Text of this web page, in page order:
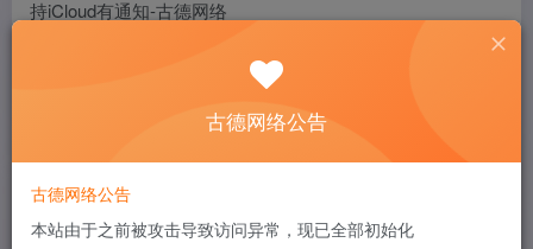
iRemoval 专业版是一款来自外国安全研究员的工具，用来帮
法激活的工具。有了这款工具，你可以很方便的绕过自己的
古德网络公告
古德网络公告
本站由于之前被攻击导致访问异常，现已全部初始化